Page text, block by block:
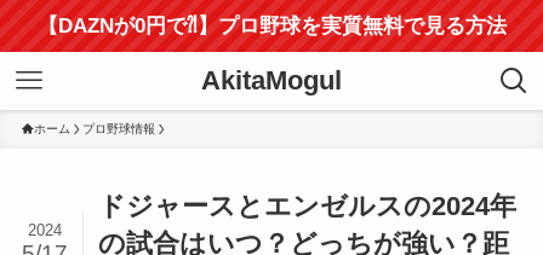
【DAZNが0円で⁈】プロ野球を実質無料で見る方法
AkitaMogul
ホーム プロ野球情報
ドジャースとエンゼルスの2024年
の試合はいつ？どっちが強い？距
2024